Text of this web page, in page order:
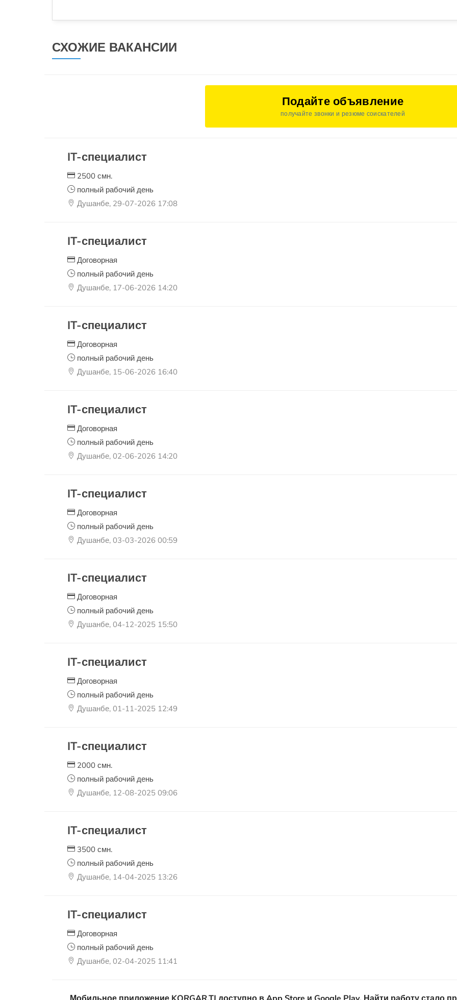
СХОЖИЕ ВАКАНСИИ
Подайте объявление
получайте звонки и резюме соискателей
IT-специалист
2500 смн.
полный рабочий день
Душанбе, 29-07-2026 17:08
IT-специалист
Договорная
полный рабочий день
Душанбе, 17-06-2026 14:20
IT-специалист
Договорная
полный рабочий день
Душанбе, 15-06-2026 16:40
IT-специалист
Договорная
полный рабочий день
Душанбе, 02-06-2026 14:20
IT-специалист
Договорная
полный рабочий день
Душанбе, 03-03-2026 00:59
IT-специалист
Договорная
полный рабочий день
Душанбе, 04-12-2025 15:50
IT-специалист
Договорная
полный рабочий день
Душанбе, 01-11-2025 12:49
IT-специалист
2000 смн.
полный рабочий день
Душанбе, 12-08-2025 09:06
IT-специалист
3500 смн.
полный рабочий день
Душанбе, 14-04-2025 13:26
IT-специалист
Договорная
полный рабочий день
Душанбе, 02-04-2025 11:41